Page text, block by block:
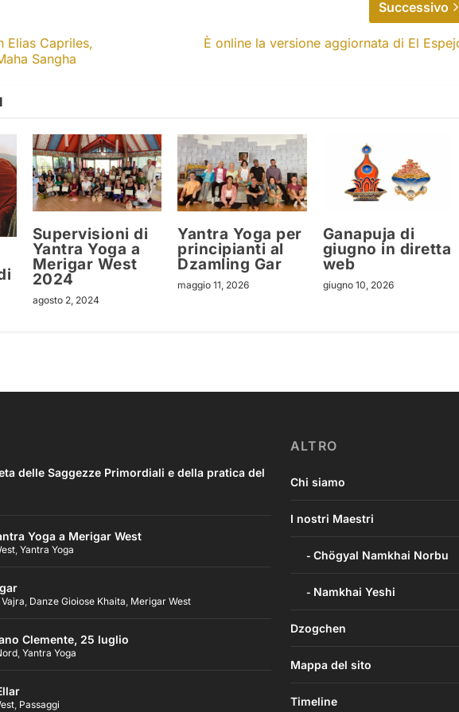
Elias Capriles,
Sangha
Successivo
È online la versione aggiornata di El
Supervisioni di
Yantra Yoga a
Merigar West
2024
agosto 2, 2024
Yantra Yoga per
principianti al
Dzamling Gar
maggio 11, 2026
Ganapuja di
giugno in diretta
web
giugno 10, 2026
delle Saggezze Primordiali e della pratica del
Yoga a Merigar West
,Yantra Yoga
, Danze Gioiose Khaita, Merigar West
Clemente, 25 luglio
,Yantra Yoga
, Passaggi
ALTRO
Chi siamo
I nostri Maestri
Chögyal Namkhai Norbu
Namkhai Yeshi
Dzogchen
Mappa del sito
Timeline